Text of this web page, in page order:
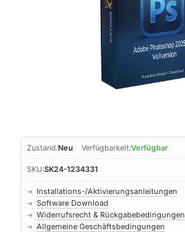
Zustand:Neu Verfügbarkeit:Verfügbar
SKU:SK24-1234331
➜ Installations-/Aktivierungsanleitungen
➜ Software Download
➜ Widerrufsrecht & Rückgabebedingungen
➜ Allgemeine Geschäftsbedingungen